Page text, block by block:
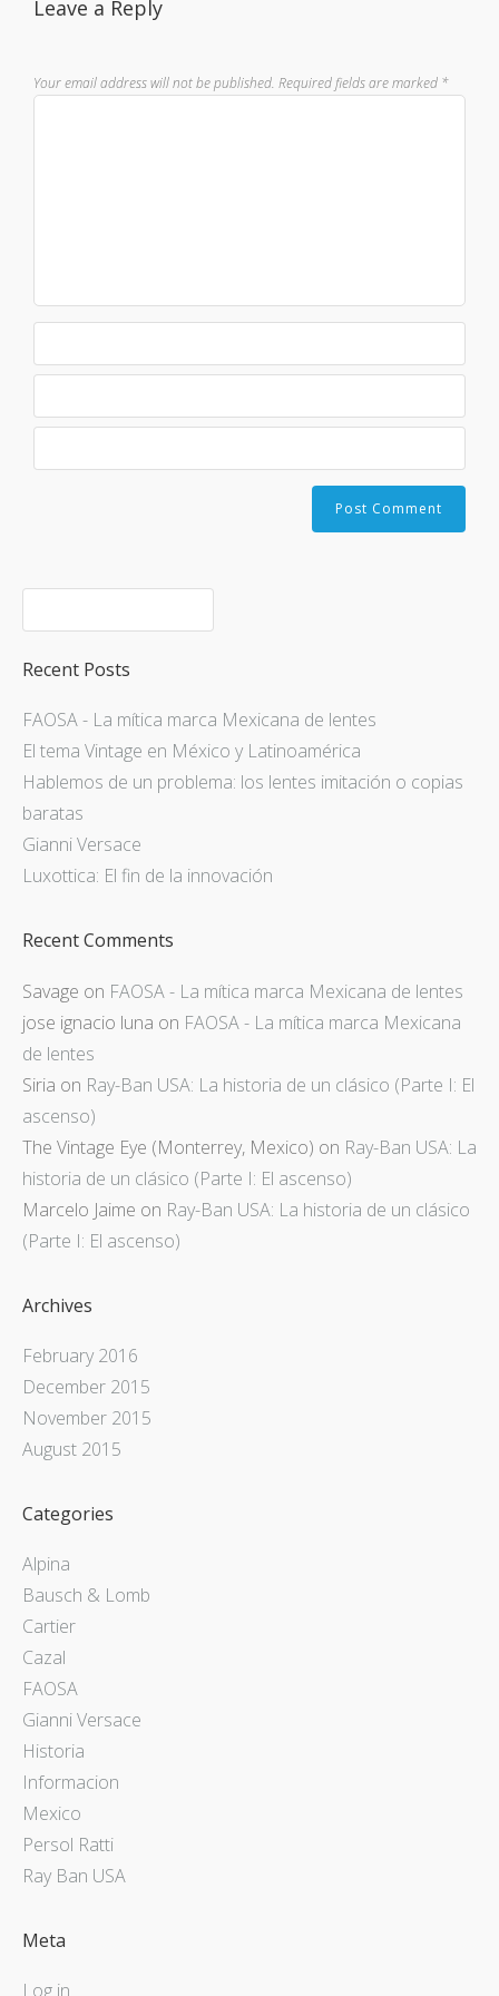
Leave a Reply
Your email address will not be published. Required fields are marked *
Recent Posts
FAOSA - La mítica marca Mexicana de lentes
El tema Vintage en México y Latinoamérica
Hablemos de un problema: los lentes imitación o copias
baratas
Gianni Versace
Luxottica: El fin de la innovación
Recent Comments
Savage on FAOSA - La mítica marca Mexicana de lentes
jose ignacio luna on FAOSA - La mítica marca Mexicana
de lentes
Siria on Ray-Ban USA: La historia de un clásico (Parte I: El
ascenso)
The Vintage Eye (Monterrey, Mexico) on Ray-Ban USA: La
historia de un clásico (Parte I: El ascenso)
Marcelo Jaime on Ray-Ban USA: La historia de un clásico
(Parte I: El ascenso)
Archives
February 2016
December 2015
November 2015
August 2015
Categories
Alpina
Bausch & Lomb
Cartier
Cazal
FAOSA
Gianni Versace
Historia
Informacion
Mexico
Persol Ratti
Ray Ban USA
Meta
Log in